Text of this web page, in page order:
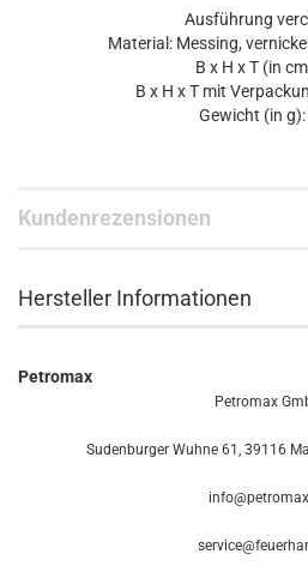
Ausführung
Material: Messing,
B x H x T (in
B x H x T mit
Gewicht (in
Kundenrezensionen
Hersteller Informationen
Petromax
Petromax
Sudenburger Wuhne 61, 39116